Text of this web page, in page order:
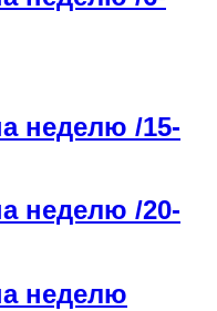
неделю /15-
неделю /20-
неделю